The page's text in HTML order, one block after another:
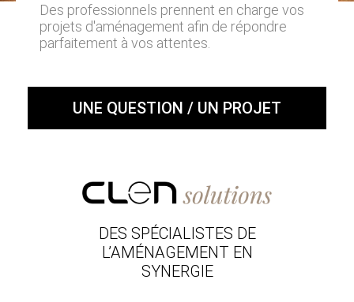
Des professionnels prennent en charge vos
projets d'aménagement afin de répondre
parfaitement à vos attentes.
UNE QUESTION / UN PROJET
DES SPÉCIALISTES DE
L’AMÉNAGEMENT EN
SYNERGIE